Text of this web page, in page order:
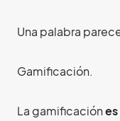
Una palabra
Gamificación.
La gamificación